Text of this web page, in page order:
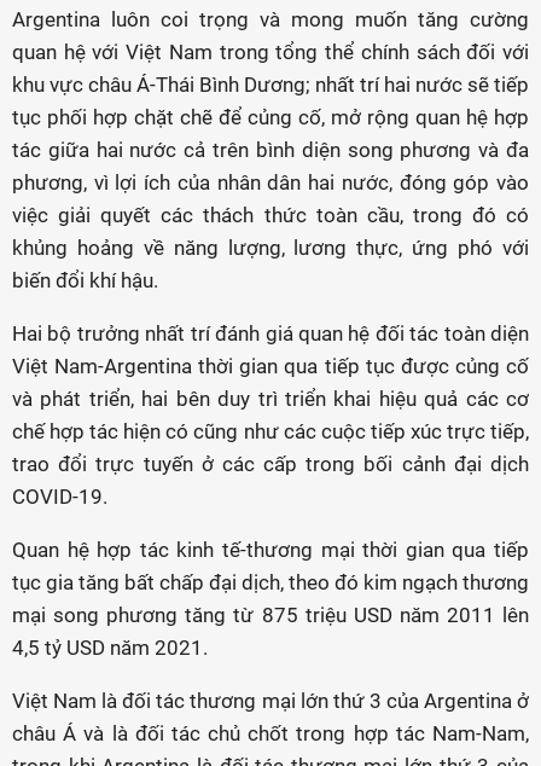
Argentina luôn coi trọng và mong muốn tăng cường
quan hệ với Việt Nam trong tổng thể chính sách đối với
khu vực châu Á-Thái Bình Dương; nhất trí hai nước sẽ tiếp
tục phối hợp chặt chẽ để củng cố, mở rộng quan hệ hợp
tác giữa hai nước cả trên bình diện song phương và đa
phương, vì lợi ích của nhân dân hai nước, đóng góp vào
việc giải quyết các thách thức toàn cầu, trong đó có
khủng hoảng về năng lượng, lương thực, ứng phó với
biến đổi khí hậu.
Hai bộ trưởng nhất trí đánh giá quan hệ đối tác toàn diện
Việt Nam-Argentina thời gian qua tiếp tục được củng cố
và phát triển, hai bên duy trì triển khai hiệu quả các cơ
chế hợp tác hiện có cũng như các cuộc tiếp xúc trực tiếp,
trao đổi trực tuyến ở các cấp trong bối cảnh đại dịch
COVID-19.
Quan hệ hợp tác kinh tế-thương mại thời gian qua tiếp
tục gia tăng bất chấp đại dịch, theo đó kim ngạch thương
mại song phương tăng từ 875 triệu USD năm 2011 lên
4,5 tỷ USD năm 2021.
Việt Nam là đối tác thương mại lớn thứ 3 của Argentina ở
châu Á và là đối tác chủ chốt trong hợp tác Nam-Nam,